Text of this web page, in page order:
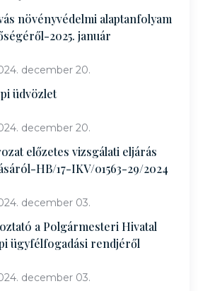
növényvédelmi alaptanfolyam
2025. január
december 20.
üdvözlet
december 20.
előzetes vizsgálati eljárás
HB/17-IKV/01563-29/2024
december 03.
a Polgármesteri Hivatal
ügyfélfogadási rendjéről
december 03.